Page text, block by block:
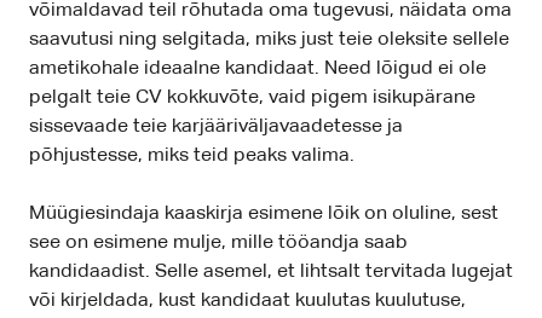
võimaldavad teil rõhutada oma tugevusi, näidata oma
saavutusi ning selgitada, miks just teie oleksite sellele
ametikohale ideaalne kandidaat. Need lõigud ei ole
pelgalt teie CV kokkuvõte, vaid pigem isikupärane
sissevaade teie karjääriväljavaadetesse ja
põhjustesse, miks teid peaks valima.
Müügiesindaja kaaskirja esimene lõik on oluline, sest
see on esimene mulje, mille tööandja saab
kandidaadist. Selle asemel, et lihtsalt tervitada lugejat
või kirjeldada, kust kandidaat kuulutas kuulutuse,